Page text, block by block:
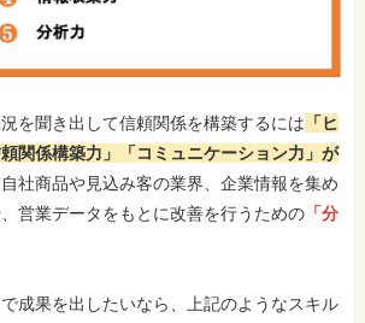
を聞き出して信頼関係を構築するには 「ヒ
関係構築力」「コミュニケーション力」が
社商品や見込み客の業界、企業情報を集め
営業データをもとに改善を行うための 「分
成果を出したいなら、上記のようなスキル